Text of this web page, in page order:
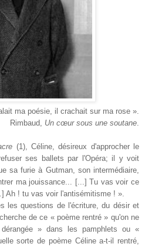
ma poésie, il crachait sur ma rose ».
Rimbaud, Un cœur sous une soutane
(1), Céline, désireux d'approcher le
ses ballets par l'Opéra; il y voit
sa furie à Gutman, son intermédiaire,
ma jouissance... [...] Tu vas voir ce
Ah ! tu vas voir l'antisémitisme ! ».
les questions de l'écriture, du désir et
de ce « poème rentré » qu'on ne
» dans les pamphlets ou «
sorte de poème Céline a-t-il rentré,